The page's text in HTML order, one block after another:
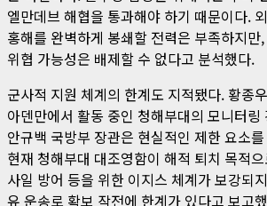
엘만데브 해협을 통과해야 하기 때문이다.
홍해를 완벽하게 봉쇄할 전력은 부족하지
위협 가능성은 배제할 수 없다고 분석했다.
군사적 지원 체계의 한계도 지적됐다. 황종
아덴만에서 활동 중인 청해부대의 모니터
안규백 국방부 장관은 현실적인 제한 요소
현재 청해부대 대조영함이 해적 퇴치 목적
사일 방어 등을 위한 이지스 체계가 보강되
유 운송로 확보 작전에 한계가 있다고 보고